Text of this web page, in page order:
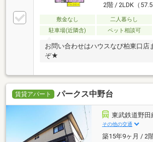
2階 / 2LDK（
敷金なし 二人暮らし
駐車場(近隣含)
ペット相談可
お問い合わせはハウスなび柏東口店
ぞ★
賃貸アパート パークス中野台
東武鉄道野田
その他の交通
築15年9ヶ月 / 2